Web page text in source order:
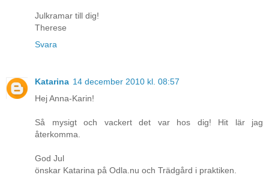
Julkramar till dig!
Therese
Svara
Katarina 14 december 2010 kl. 08:57
Hej Anna-Karin!
Så mysigt och vackert det var hos dig! Hit lär jag
återkomma.
God Jul
önskar Katarina på Odla.nu och Trädgård i praktiken.